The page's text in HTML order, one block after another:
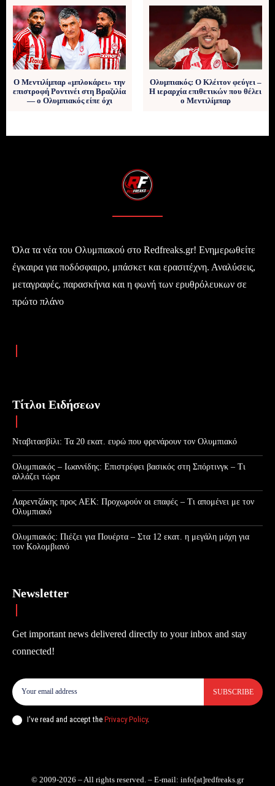
Ο Μεντιλίμπαρ «μπλοκάρει» την
επιστροφή Ροντινέι στη Βραζιλία
— ο Ολυμπιακός είπε όχι
Ολυμπιακός: Ο Κλέιτον φεύγει –
Η ιεραρχία επιθετικών που θέλει
ο Μεντιλίμπαρ
Όλα τα νέα του Ολυμπιακού στο Redfreaks.gr! Ενημερωθείτε
έγκαιρα για ποδόσφαιρο, μπάσκετ και ερασιτέχνη. Αναλύσεις,
μεταγραφές, παρασκήνια και η φωνή των ερυθρόλευκων σε
πρώτο πλάνο
Τίτλοι Ειδήσεων
Νταβιτασβίλι: Τα 20 εκατ. ευρώ που φρενάρουν τον Ολυμπιακό
Ολυμπιακός – Ιωαννίδης: Επιστρέφει βασικός στη Σπόρτινγκ – Τι
αλλάζει τώρα
Λαρεντζάκης προς ΑΕΚ: Προχωρούν οι επαφές – Τι απομένει με τον
Ολυμπιακό
Ολυμπιακός: Πιέζει για Πουέρτα – Στα 12 εκατ. η μεγάλη μάχη για
τον Κολομβιανό
Newsletter
Get important news delivered directly to your inbox and stay
connected!
SUBSCRIBE
I've read and accept the Privacy Policy.
© 2009-2026 – All rights reserved. – E-mail: info[at]redfreaks.gr